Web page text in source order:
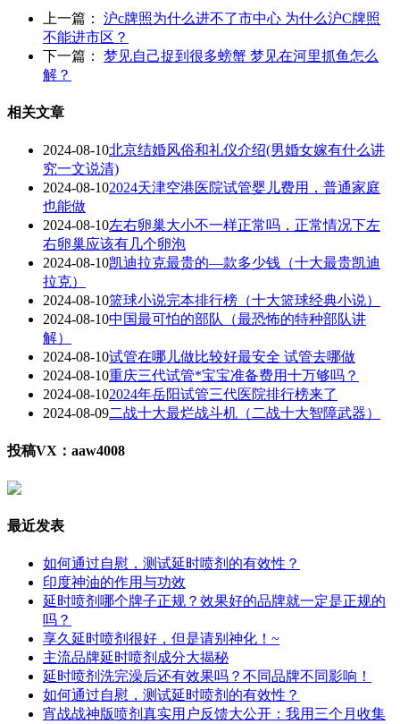
上一篇： 沪c牌照为什么进不了市中心 为什么沪C牌照
不能进市区？
下一篇： 梦见自己捉到很多螃蟹 梦见在河里抓鱼怎么
解？
相关文章
2024-08-10北京结婚风俗和礼仪介绍(男婚女嫁有什么讲
究一文说清)
2024-08-102024天津空港医院试管婴儿费用，普通家庭
也能做
2024-08-10左右卵巢大小不一样正常吗，正常情况下左
右卵巢应该有几个卵泡
2024-08-10凯迪拉克最贵的—款多少钱（十大最贵凯迪
拉克）
2024-08-10篮球小说完本排行榜（十大篮球经典小说）
2024-08-10中国最可怕的部队（最恐怖的特种部队讲
解）
2024-08-10试管在哪儿做比较好最安全 试管去哪做
2024-08-10重庆三代试管*宝宝准备费用十万够吗？
2024-08-102024年岳阳试管三代医院排行榜来了
2024-08-09二战十大最烂战斗机（二战十大智障武器）
投稿VX：aaw4008
最近发表
如何通过自慰，测试延时喷剂的有效性？
印度神油的作用与功效
延时喷剂哪个牌子正规？效果好的品牌就一定是正规的
吗？
享久延时喷剂很好，但是请别神化！~
主流品牌延时喷剂成分大揭秘
延时喷剂洗完澡后还有效果吗？不同品牌不同影响！
如何通过自慰，测试延时喷剂的有效性？
宵战战神版喷剂真实用户反馈大公开：我用三个月收集